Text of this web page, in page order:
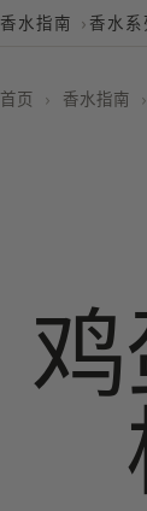
香水指南 香水系
首页 › 香水指南 ›